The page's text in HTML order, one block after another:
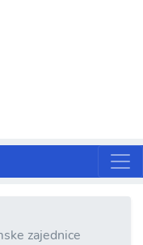
zajednice